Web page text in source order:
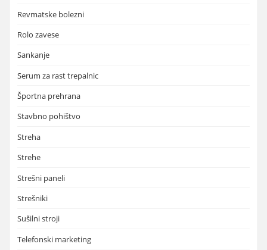
Revmatske bolezni
Rolo zavese
Sankanje
Serum za rast trepalnic
Športna prehrana
Stavbno pohištvo
Streha
Strehe
Strešni paneli
Strešniki
Sušilni stroji
Telefonski marketing